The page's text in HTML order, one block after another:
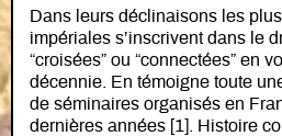
Dans leurs déclinaisons les
impériales s’inscrivent dans le
“croisées” ou “connectées” en
décennie. En témoigne toute
de séminaires organisés en
dernières années [1]. Histoire